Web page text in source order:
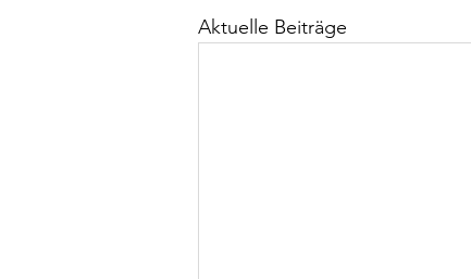
Aktuelle Beiträge